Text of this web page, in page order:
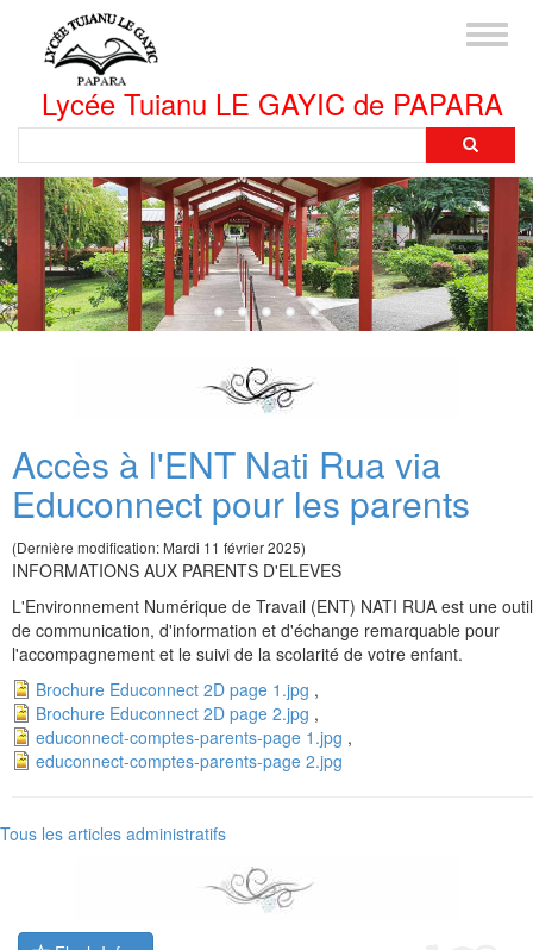
contenu
Lycée Tuianu LE GAYIC de PAPARA
Accès à l'ENT Nati Rua via
Educonnect pour les parents
(Dernière modification: Mardi 11 février 2025)
INFORMATIONS AUX PARENTS D'ELEVES
L'Environnement Numérique de Travail (ENT) NATI RUA est une outil
de communication, d'information et d'échange remarquable pour
l'accompagnement et le suivi de la scolarité de votre enfant.
Brochure Educonnect 2D page 1.jpg ,
Brochure Educonnect 2D page 2.jpg ,
educonnect-comptes-parents-page 1.jpg ,
educonnect-comptes-parents-page 2.jpg
Tous les articles administratifs